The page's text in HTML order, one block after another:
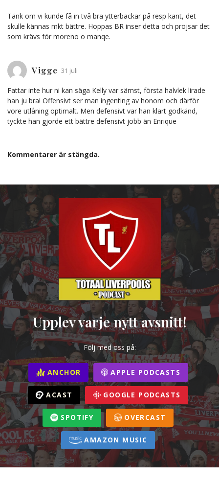
Tänk om vi kunde få in två bra ytterbackar på resp kant, det
skulle kännas mkt bättre. Hoppas BR inser detta och pröjsar det
som krävs för moreno o manqe.
Vigge 31 juli
Fattar inte hur ni kan säga Kelly var sämst, första halvlek lirade
han ju bra! Offensivt ser man ingenting av honom och därför
vore utlåning optimalt. Men defensivt var han klart godkänd,
tyckte han gjorde ett bättre defensivt jobb än Enrique
Kommentarer är stängda.
Upplev varje nytt avsnitt!
Följ med oss på:
ANCHOR APPLE PODCASTS
ACAST GOOGLE PODCASTS
SPOTIFY OVERCAST
AMAZON MUSIC